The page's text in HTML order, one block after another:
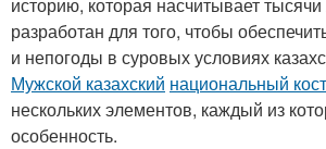
разработан для того, чтобы
и непогоды в суровых условиях
Мужской казахский национальный
нескольких элементов, каждый из
особенность.